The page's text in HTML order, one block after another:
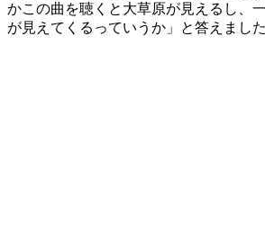
かこの曲を聴くと大草原が見えるし、
が見えてくるっていうか」と答えました